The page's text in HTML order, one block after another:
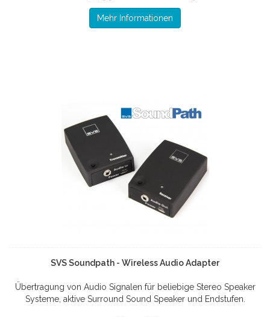
Mehr Informationen
SVS Soundpath - Wireless Audio Adapter
Übertragung von Audio Signalen für beliebige Stereo Speaker
Systeme, aktive Surround Sound Speaker und Endstufen.